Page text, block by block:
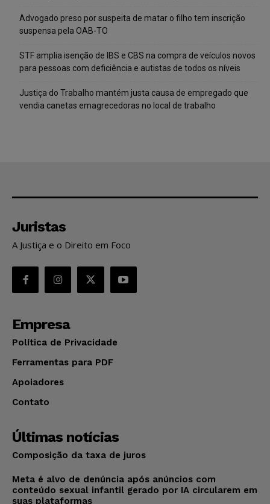
Advogado preso por suspeita de matar o filho tem inscrição
suspensa pela OAB-TO
STF amplia isenção de IBS e CBS na compra de veículos novos
para pessoas com deficiência e autistas de todos os níveis
Justiça do Trabalho mantém justa causa de empregado que
vendia canetas emagrecedoras no local de trabalho
Juristas
A Justiça e o Direito em Foco
Empresa
Política de Privacidade
Ferramentas para PDF
Apoiadores
Contato
Últimas notícias
Composição da taxa de juros
Meta é alvo de denúncia após anúncios com
conteúdo sexual infantil gerado por IA circularem em
suas plataformas